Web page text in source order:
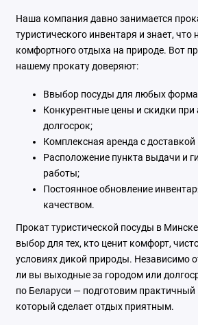
Наша компания давно занимается
туристического инвентаря и знает, что
комфортного отдыха на природе. Вот
нашему прокату доверяют:
Ввыбор посуды для любых
Конкурентные цены и скидки при
долгосрок;
Комплексная аренда с
Расположение пункта выдачи и
работы;
Постоянное обновление
качеством.
Прокат туристической посуды в
выбор для тех, кто ценит комфорт,
условиях дикой природы. Независимо
ли вы выходные за городом или
по Беларуси — подготовим практичный
который сделает отдых приятным.